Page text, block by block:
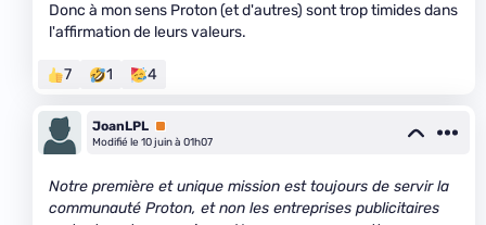
Donc à mon sens Proton (et d'autres) sont trop timides dans
l'affirmation de leurs valeurs.
7 1 4
JoanLPL Premium
Modifié le 10 juin à 01h07
Notre première et unique mission est toujours de servir la
communauté Proton, et non les entreprises publicitaires